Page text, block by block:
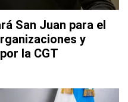
San Juan para el
y
la CGT